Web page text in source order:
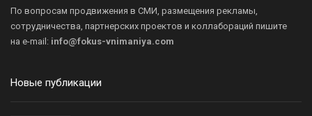
По вопросам продвижения в СМИ, размещения рекламы,
сотрудничества, партнерских проектов и коллабораций пишите
на e-mail: info@fokus-vnimaniya.com
Новые публикации